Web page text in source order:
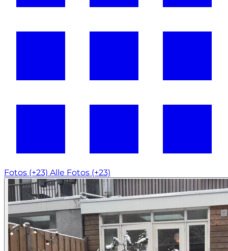
Fotos (+23) Alle Fotos (+23)